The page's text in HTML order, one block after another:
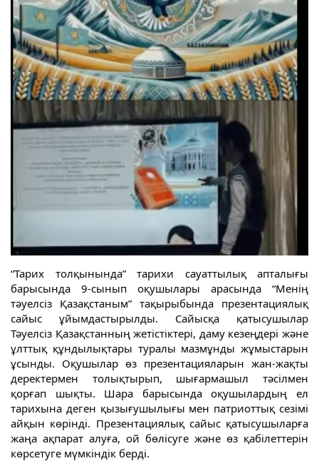
“Тарих толқынында” тарихи сауаттылық апталығы
барысында 9-сынып оқушылары арасында “Менің
тәуелсіз Қазақстаным” тақырыбында презентациялық
сайыс ұйымдастырылды. Сайысқа қатысушылар
Тәуелсіз Қазақстанның жетістіктері, даму кезеңдері және
ұлттық құндылықтары туралы мазмұнды жұмыстарын
ұсынды. Оқушылар өз презентацияларын жан-жақты
деректермен толықтырып, шығармашыл тәсілмен
қорғап шықты. Шара барысында оқушылардың ел
тарихына деген қызығушылығы мен патриоттық сезімі
айқын көрінді. Презентациялық сайыс қатысушыларға
жаңа ақпарат алуға, ой бөлісуге және өз қабілеттерін
көрсетуге мүмкіндік берді.